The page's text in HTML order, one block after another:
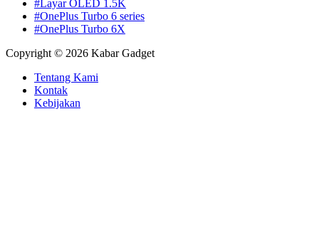
#Layar OLED 1.5K
#OnePlus Turbo 6 series
#OnePlus Turbo 6X
Copyright © 2026 Kabar Gadget
Tentang Kami
Kontak
Kebijakan